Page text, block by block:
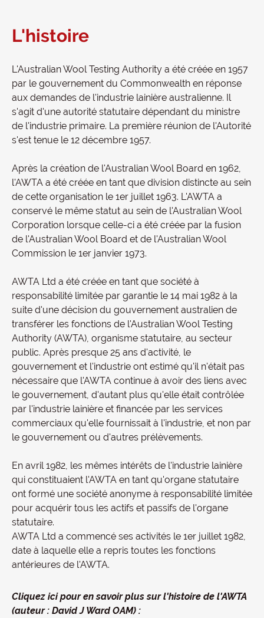
L'histoire
L'Australian Wool Testing Authority a été créée en 1957
par le gouvernement du Commonwealth en réponse
aux demandes de l'industrie lainière australienne. Il
s'agit d'une autorité statutaire dépendant du ministre
de l'industrie primaire. La première réunion de l'Autorité
s'est tenue le 12 décembre 1957.
Après la création de l'Australian Wool Board en 1962,
l'AWTA a été créée en tant que division distincte au sein
de cette organisation le 1er juillet 1963. L'AWTA a
conservé le même statut au sein de l'Australian Wool
Corporation lorsque celle-ci a été créée par la fusion
de l'Australian Wool Board et de l'Australian Wool
Commission le 1er janvier 1973.
AWTA Ltd a été créée en tant que société à
responsabilité limitée par garantie le 14 mai 1982 à la
suite d'une décision du gouvernement australien de
transférer les fonctions de l'Australian Wool Testing
Authority (AWTA), organisme statutaire, au secteur
public. Après presque 25 ans d'activité, le
gouvernement et l'industrie ont estimé qu'il n'était pas
nécessaire que l'AWTA continue à avoir des liens avec
le gouvernement, d'autant plus qu'elle était contrôlée
par l'industrie lainière et financée par les services
commerciaux qu'elle fournissait à l'industrie, et non par
le gouvernement ou d'autres prélèvements.
En avril 1982, les mêmes intérêts de l'industrie lainière
qui constituaient l'AWTA en tant qu'organe statutaire
ont formé une société anonyme à responsabilité limitée
pour acquérir tous les actifs et passifs de l'organe
statutaire.
AWTA Ltd a commencé ses activités le 1er juillet 1982,
date à laquelle elle a repris toutes les fonctions
antérieures de l'AWTA.
Cliquez ici pour en savoir plus sur l'histoire de l'AWTA
(auteur : David J Ward OAM) :